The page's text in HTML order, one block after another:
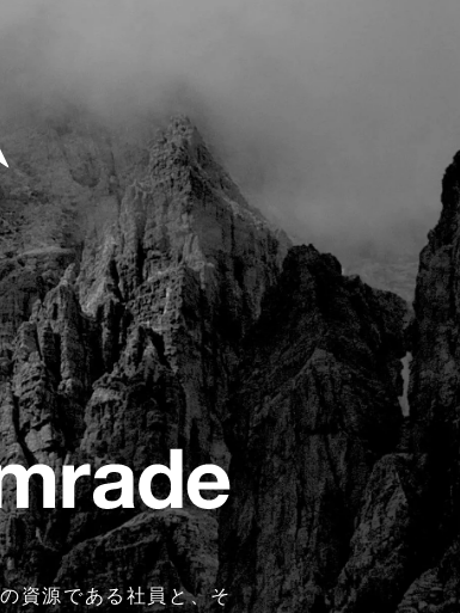
資源である社員と、そ